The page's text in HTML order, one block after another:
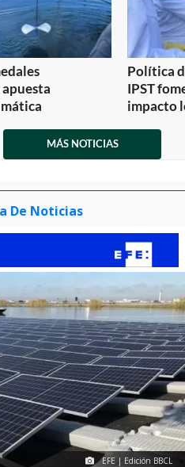
Política
IPST
impacto
MÁS NOTICIAS
De Noticias
EFE | Edición BBCL